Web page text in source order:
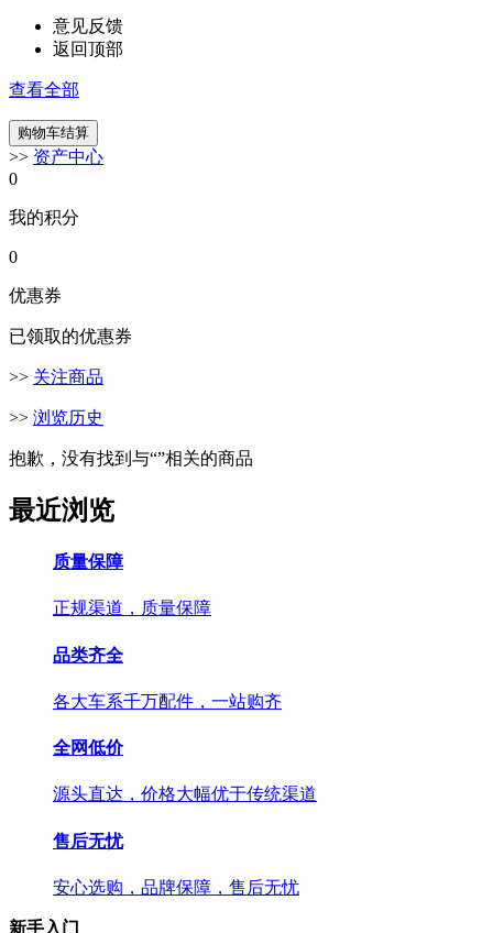
意见反馈
返回顶部
查看全部
>> 资产中心
0
我的积分
0
优惠券
已领取的优惠券
>> 关注商品
>> 浏览历史
抱歉，没有找到与“”相关的商品
最近浏览
质量保障
正规渠道，质量保障
品类齐全
各大车系千万配件，一站购齐
全网低价
源头直达，价格大幅优于传统渠道
售后无忧
安心选购，品牌保障，售后无忧
新手入门